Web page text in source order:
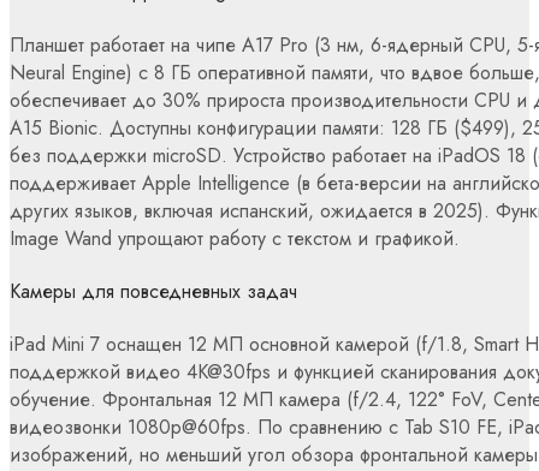
Планшет работает на чипе A17 Pro (3 нм, 6-ядерный CPU,
Neural Engine) с 8 ГБ оперативной памяти, что вдвое
обеспечивает до 30% прироста производительности CPU
A15 Bionic. Доступны конфигурации памяти: 128 ГБ ($499),
без поддержки microSD. Устройство работает на iPadOS
поддерживает Apple Intelligence (в бета-версии на
других языков, включая испанский, ожидается в 2025).
Image Wand упрощают работу с текстом и графикой.
Камеры для повседневных задач
iPad Mini 7 оснащен 12 МП основной камерой (f/1.8, Smart
поддержкой видео 4K@30fps и функцией сканирования
обучение. Фронтальная 12 МП камера (f/2.4, 122° FoV,
видеозвонки 1080p@60fps. По сравнению с Tab S10 FE,
изображений, но меньший угол обзора фронтальной